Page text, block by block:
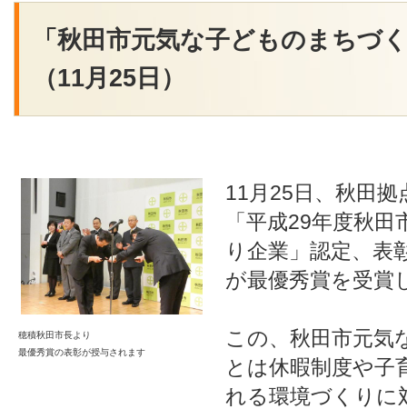
「秋田市元気な子どものまちづ
（11月25日）
穂積秋田市長より
最優秀賞の表彰が授与されます
11月25日、秋田
「平成29年度秋
り企業」認定、表
が最優秀賞を受賞
この、秋田市元気
とは休暇制度や
れる環境づくりに